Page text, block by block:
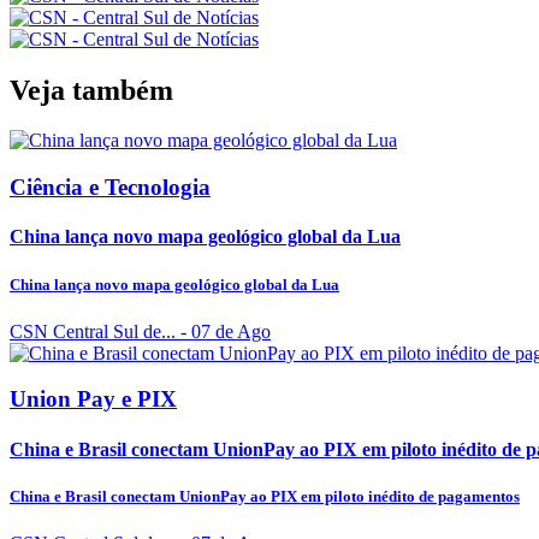
Veja também
Ciência e Tecnologia
China lança novo mapa geológico global da Lua
China lança novo mapa geológico global da Lua
CSN Central Sul de... - 07 de Ago
Union Pay e PIX
China e Brasil conectam UnionPay ao PIX em piloto inédito de
China e Brasil conectam UnionPay ao PIX em piloto inédito de pagamentos